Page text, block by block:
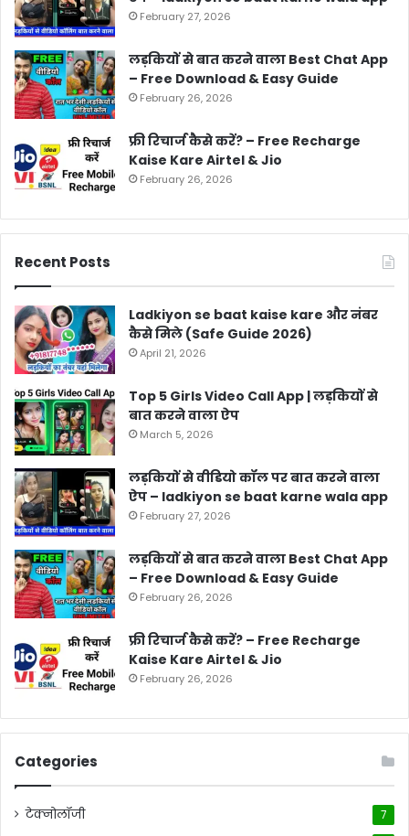
February 27, 2026
लड़कियों से बात करने वाला Best Chat App
– Free Download & Easy Guide
February 26, 2026
फ्री रिचार्ज कैसे करें? – Free Recharge
Kaise Kare Airtel & Jio
February 26, 2026
Recent Posts
Ladkiyon se baat kaise kare और नंबर
कैसे मिले (Safe Guide 2026)
April 21, 2026
Top 5 Girls Video Call App | लड़कियों से
बात करने वाला ऐप
March 5, 2026
लड़कियों से वीडियो कॉल पर बात करने वाला
ऐप – ladkiyon se baat karne wala app
February 27, 2026
लड़कियों से बात करने वाला Best Chat App
– Free Download & Easy Guide
February 26, 2026
फ्री रिचार्ज कैसे करें? – Free Recharge
Kaise Kare Airtel & Jio
February 26, 2026
Categories
टेक्नोलॉजी 7